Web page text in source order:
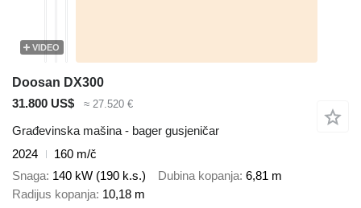
VIDEO
Doosan DX300
31.800 US$
≈ 27.520 €
Građevinska mašina - bager gusjeničar
2024
160 m/č
Snaga 140 kW (190 k.s.) Dubina kopanja 6,81 m
Radijus kopanja 10,18 m